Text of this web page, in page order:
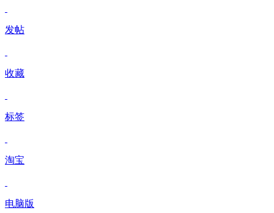
发帖
收藏
标签
淘宝
电脑版